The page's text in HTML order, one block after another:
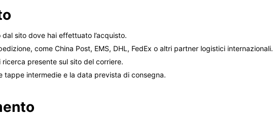
sito dove hai effettuato l’acquisto.
come China Post, EMS, DHL, FedEx o altri partner logistici internazionali.
presente sul sito del corriere.
tappe intermedie e la data prevista di consegna.